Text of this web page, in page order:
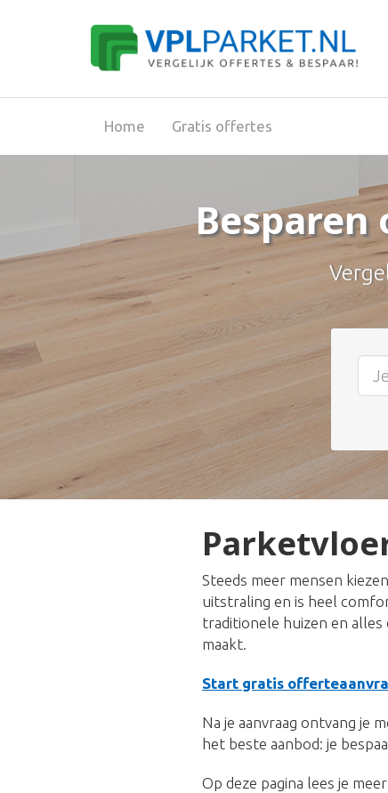
Home Gratis offertes
Besparen
Steeds meer mensen
uitstraling en is heel
traditionele huizen en alles
maakt.
Start gratis
Na je aanvraag ontvang je
het beste aanbod: je
Op deze pagina lees je